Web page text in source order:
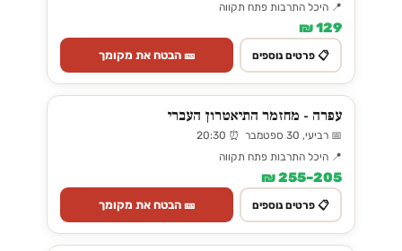
📍 היכל התרבות פתח תקווה
129 ₪
📋 פרטים נוספים 🎫 הבטח את מקומך
עפרה - מחזמר התיאטרון העברי
📅 רביעי, 30 ספטמבר ⏰ 20:30
📍 היכל התרבות פתח תקווה
205–255 ₪
📋 פרטים נוספים 🎫 הבטח את מקומך